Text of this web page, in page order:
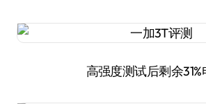
高强度测试后剩余31%